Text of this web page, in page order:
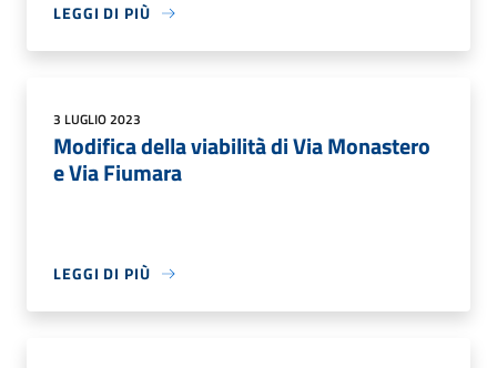
LEGGI DI PIÙ
3 LUGLIO 2023
Modifica della viabilità di Via Monastero
e Via Fiumara
LEGGI DI PIÙ